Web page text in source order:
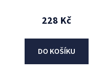
228 Kč
DO KOŠÍKU